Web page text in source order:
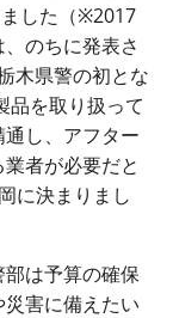
した（※2017
のちに発表さ
木県警の初とな
品を取り扱って
し、アフター
者が必要だと
に決まりまし
は予算の確保
害に備えたい